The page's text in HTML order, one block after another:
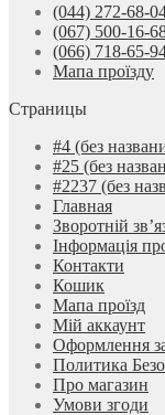
(044) 272-68-
(067) 500-16-
(066) 718-65-
Мапа проїзду
Страницы
#4 (без
#25 (без
#2237 (без
Главная
Зворотній
Інформація
Контакти
Кошик
Мапа проїзд
Мій аккаунт
Оформлення
Политика
Про магазин
Умови згоди